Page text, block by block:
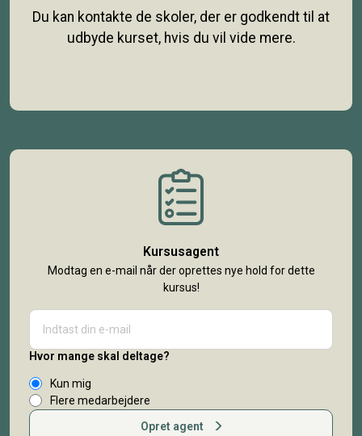
Du kan kontakte de skoler, der er godkendt til at
udbyde kurset, hvis du vil vide mere.
Kursusagent
Modtag en e-mail når der oprettes nye hold for dette
kursus!
Hvor mange skal deltage?
Kun mig
Flere medarbejdere
Opret agent